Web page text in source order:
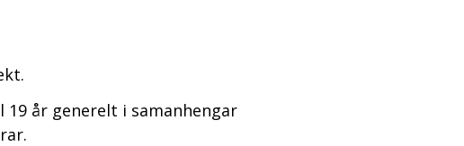
år generelt i samanhengar